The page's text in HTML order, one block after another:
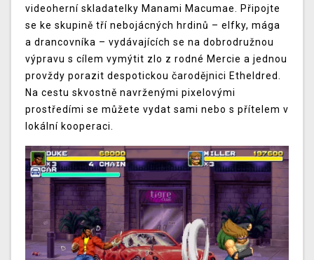
videoherní skladatelky Manami Macumae. Připojte
se ke skupině tří nebojácných hrdinů – elfky, mága
a drancovníka – vydávajících se na dobrodružnou
výpravu s cílem vymýtit zlo z rodné Mercie a jednou
provždy porazit despotickou čarodějnici Etheldred.
Na cestu skvostně navrženými pixelovými
prostředími se můžete vydat sami nebo s přítelem v
lokální kooperaci.